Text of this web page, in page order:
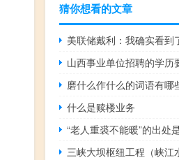
猜你想看的文章
山西事业单位招聘的学历
磨什么作什么的词语有哪
什么是赎楼业务
“老人重裘不能暖”的出处
三峡大坝枢纽工程（峡江